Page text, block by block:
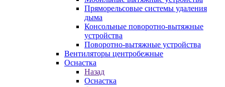
Пряморельсовые системы удаления
дыма
Консольные поворотно-вытяжные
устройства
Поворотно-вытяжные устройства
Вентиляторы центробежные
Оснастка
Назад
Оснастка